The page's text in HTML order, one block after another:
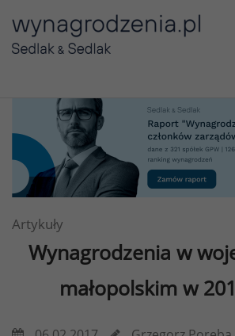
Artykuły
Wynagrodzenia w
małopolskim w